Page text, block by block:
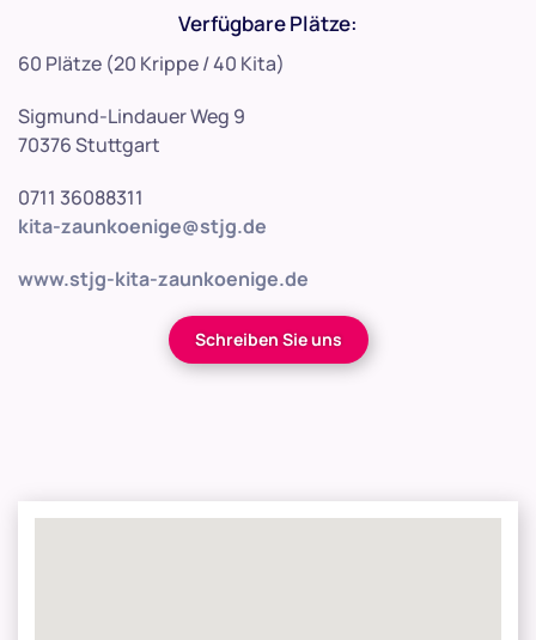
Verfügbare Plätze:
60 Plätze (20 Krippe / 40 Kita)
Sigmund-Lindauer Weg 9
70376 Stuttgart
0711 36088311
kita-zaunkoenige@stjg.de
www.stjg-kita-zaunkoenige.de
Schreiben Sie uns